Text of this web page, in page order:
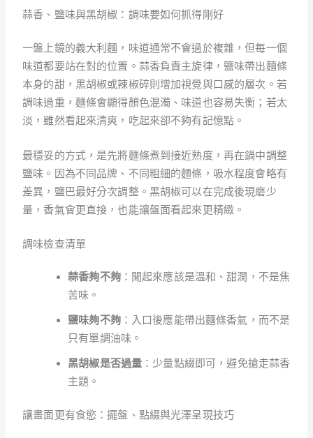
蒜香、鹽味與黑胡椒：調味要如何抓得剛好
一盤上鏡的義大利麵，味道通常不會過於複雜，但每一個
味道都要站在對的位置。蒜香負責主旋律，鹽味帶出麵條
本身的甜，黑胡椒或辣椒碎則增加視覺與口感的層次。若
調味過重，麵條會顯得顏色混濁、味道也容易失衡；若太
淡，雖然看起來清爽，吃起來卻不夠有記憶點。
最穩妥的方式，是先將麵條煮到接近熟度，再在鍋中調整
鹽味。因為不同品牌、不同粗細的麵條，吸水程度會略有
差異，鹽巴最好分次調整。黑胡椒可以在完成後現磨少
量，香氣會更直接，也能讓盤面看起來更精緻。
調味檢查清單
蒜香夠不夠：聞起來應該是溫和、甜潤，不是焦
苦味。
鹽味夠不夠：入口後應能帶出麵條香氣，而不是
只有單調油味。
黑胡椒是否過量 ：少量點綴即可，避免搶走蒜香
主題。
讓畫面更有食慾：擺盤、點綴與光澤呈現技巧